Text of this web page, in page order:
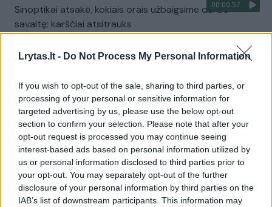
Lrytas.lt - Do Not Process My Personal Information
If you wish to opt-out of the sale, sharing to third parties, or
processing of your personal or sensitive information for
targeted advertising by us, please use the below opt-out
section to confirm your selection. Please note that after your
opt-out request is processed you may continue seeing
interest-based ads based on personal information utilized by
us or personal information disclosed to third parties prior to
your opt-out. You may separately opt-out of the further
disclosure of your personal information by third parties on the
IAB’s list of downstream participants. This information may
00:00:57
Sinoptikai atsakė, kokiais orais užbaigsime darbo
savaitę: karščiai atsitrauks
Visi įrašai
Žiūrimiausi įrašai
Vaizdai iš tragiškos avarijos Vilniaus r.: dviejų moterų ir
vaiko gyvybių išgelbėti nepavyko